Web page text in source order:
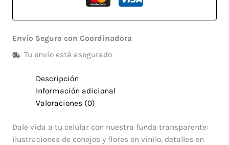
Envío Seguro con Coordinadora
Tu envío está asegurado
Descripción
Información adicional
Valoraciones (0)
Dale vida a tu celular con nuestra funda transparente:
ilustraciones de conejos y flores en vinilo, detalles en